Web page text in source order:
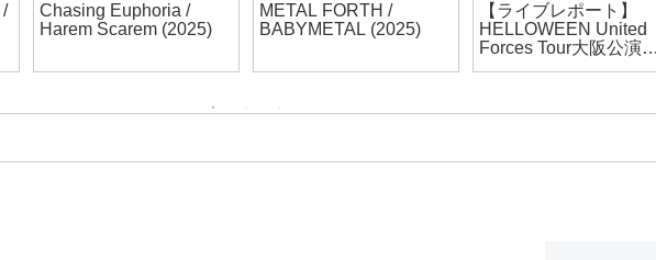
/
Chasing Euphoria /
Harem Scarem (2025)
METAL FORTH /
BABYMETAL (2025)
【ライブレポート】
HELLOWEEN United
Forces Tour大阪公演